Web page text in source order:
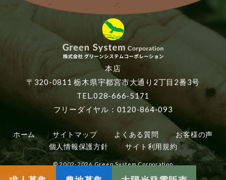
本店
〒320-0811 栃木県宇都宮市大通り2丁目2番3号
TEL.028-666-5171
フリーダイヤル：0120-864-093
ホーム サイトマップ よくある質問
お客様の声
個人情報保護方針
サイト利用規約
© 2002-2026 Green System Corporation